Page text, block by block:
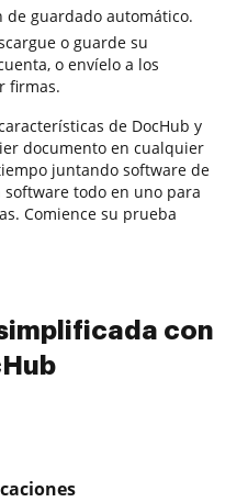
guardado automático.
o guarde su
o envíelo a los
firmas.
de DocHub y
documento en cualquier
juntando software de
todo en uno para
Comience su prueba
con